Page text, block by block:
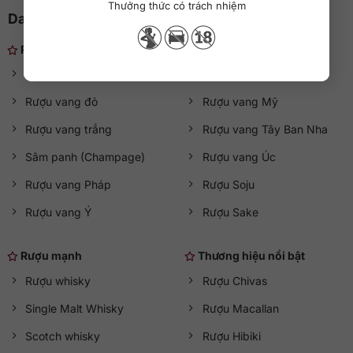
Thưởng thức có trách nhiệm
Danh mục rượu ngoại
Rượu nhẹ
Rượu vang đỏ
Rượu vang trắng
Sâm panh (Champage)
Rượu vang Pháp
Rượu vang Ý
Rượu vang Mỹ
Rượu vang Tây Ban Nha
Rượu vang Úc
Rượu Soju
Rượu Sake
Rượu mạnh
Rượu whisky
Single Malt Whisky
Scotch whisky
Thương hiệu nổi bật
Rượu Chivas
Rượu Macallan
Rượu Hibiki